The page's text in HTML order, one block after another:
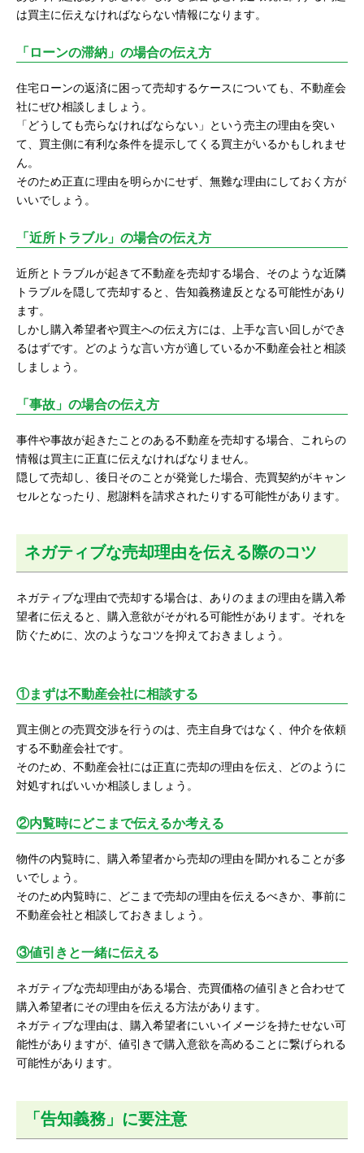
は買主に伝えなければならない情報になります。
「ローンの滞納」の場合の伝え方
住宅ローンの返済に困って売却するケースについても、不動産会
社にぜひ相談しましょう。
「どうしても売らなければならない」という売主の理由を突い
て、買主側に有利な条件を提示してくる買主がいるかもしれませ
ん。
そのため正直に理由を明らかにせず、無難な理由にしておく方が
いいでしょう。
「近所トラブル」の場合の伝え方
近所とトラブルが起きて不動産を売却する場合、そのような近隣
トラブルを隠して売却すると、告知義務違反となる可能性があり
ます。
しかし購入希望者や買主への伝え方には、上手な言い回しができ
るはずです。どのような言い方が適しているか不動産会社と相談
しましょう。
「事故」の場合の伝え方
事件や事故が起きたことのある不動産を売却する場合、これらの
情報は買主に正直に伝えなければなりません。
隠して売却し、後日そのことが発覚した場合、売買契約がキャン
セルとなったり、慰謝料を請求されたりする可能性があります。
ネガティブな売却理由を伝える際のコツ
ネガティブな理由で売却する場合は、ありのままの理由を購入希
望者に伝えると、購入意欲がそがれる可能性があります。それを
防ぐために、次のようなコツを抑えておきましょう。
①まずは不動産会社に相談する
買主側との売買交渉を行うのは、売主自身ではなく、仲介を依頼
する不動産会社です。
そのため、不動産会社には正直に売却の理由を伝え、どのように
対処すればいいか相談しましょう。
②内覧時にどこまで伝えるか考える
物件の内覧時に、購入希望者から売却の理由を聞かれることが多
いでしょう。
そのため内覧時に、どこまで売却の理由を伝えるべきか、事前に
不動産会社と相談しておきましょう。
③値引きと一緒に伝える
ネガティブな売却理由がある場合、売買価格の値引きと合わせて
購入希望者にその理由を伝える方法があります。
ネガティブな理由は、購入希望者にいいイメージを持たせない可
能性がありますが、値引きで購入意欲を高めることに繋げられる
可能性があります。
「告知義務」に要注意